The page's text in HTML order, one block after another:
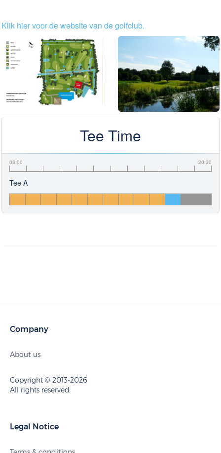
Klik hier voor de website van de golfclub.
Tee Time
08:00 20:30
Tee A
Company
About us
Copyright © 2013-2026
All rights reserved.
Legal Notice